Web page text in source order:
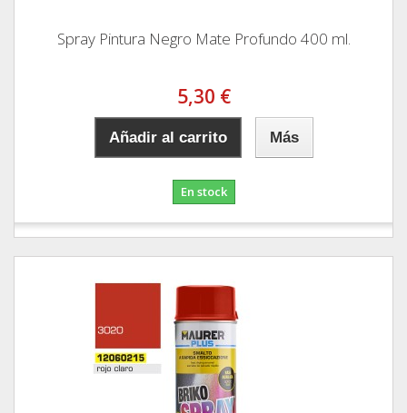
Spray Pintura Negro Mate Profundo 400 ml.
5,30 €
Añadir al carrito Más
En stock